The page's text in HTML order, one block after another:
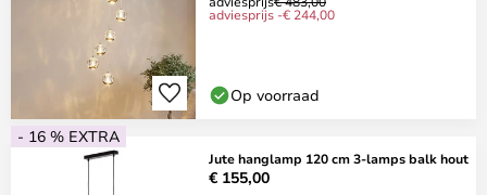
adviesprijs -€ 244,00
Op voorraad
- 16 % EXTRA
Jute hanglamp 120 cm 3-lamps balk hout
€ 155,00